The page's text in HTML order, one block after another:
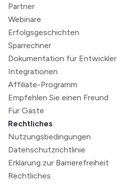
Partner
Webinare
Erfolgsgeschichten
Sparrechner
Dokumentation für Entwickler
Integrationen
Affiliate-Programm
Empfehlen Sie einen Freund
Für Gäste
Rechtliches
Nutzungsbedingungen
Datenschutzrichtlinie
Erklärung zur Barrierefreiheit
Rechtliches